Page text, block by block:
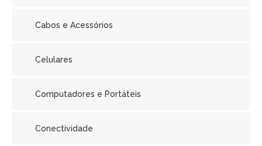
Cabos e Acessórios
Celulares
Computadores e Portáteis
Conectividade